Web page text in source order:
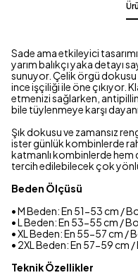
Sade ama etkileyici
yarım balıkçı yaka detayı
sunuyor. Çelik örgü dokusu
ince işçiliği ile öne çıkıyor.
etmenizi sağlarken,
bile tüylenmeye karşı
Şık dokusu ve zamansız
ister günlük kombinlerde
katmanlı kombinlerde hem
tercih edilebilecek çok
Beden Ölçüsü
• M Beden: En 51-53 cm /
• L Beden: En 53-55 cm /
• XL Beden: En 55-57 cm /
• 2XL Beden: En 57-59 cm
Teknik Özellikler